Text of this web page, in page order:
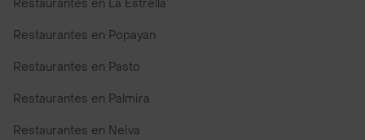
Restaurantes en La Estrella
Restaurantes en Popayan
Restaurantes en Pasto
Restaurantes en Palmira
Restaurantes en Neiva